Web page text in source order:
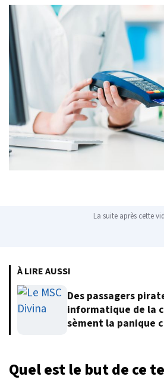
La suite après cette
À LIRE AUSSI
Des passagers
informatique de la
sèment la panique
Quel est le but de ce